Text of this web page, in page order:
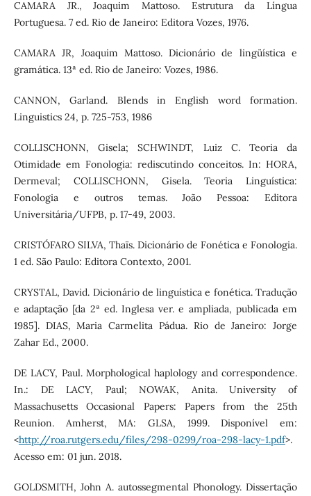
CAMARA JR., Joaquim Mattoso. Estrutura da Língua
Portuguesa. 7 ed. Rio de Janeiro: Editora Vozes, 1976.
CAMARA JR, Joaquim Mattoso. Dicionário de lingüística e
gramática. 13ª ed. Rio de Janeiro: Vozes, 1986.
CANNON, Garland. Blends in English word formation.
Linguistics 24, p. 725-753, 1986
COLLISCHONN, Gisela; SCHWINDT, Luiz C. Teoria da
Otimidade em Fonologia: rediscutindo conceitos. In: HORA,
Dermeval; COLLISCHONN, Gisela. Teoria Linguística:
Fonologia e outros temas. João Pessoa: Editora
Universitária/UFPB, p. 17-49, 2003.
CRISTÓFARO SILVA, Thaïs. Dicionário de Fonética e Fonologia.
1 ed. São Paulo: Editora Contexto, 2001.
CRYSTAL, David. Dicionário de linguística e fonética. Tradução
e adaptação [da 2ª ed. Inglesa ver. e ampliada, publicada em
1985]. DIAS, Maria Carmelita Pádua. Rio de Janeiro: Jorge
Zahar Ed., 2000.
DE LACY, Paul. Morphological haplology and correspondence.
In.: DE LACY, Paul; NOWAK, Anita. University of
Massachusetts Occasional Papers: Papers from the 25th
Reunion. Amherst, MA: GLSA, 1999. Disponível em:
<http://roa.rutgers.edu/files/298-0299/roa-298-lacy-1.pdf>.
Acesso em: 01 jun. 2018.
GOLDSMITH, John A. autossegmental Phonology. Dissertação